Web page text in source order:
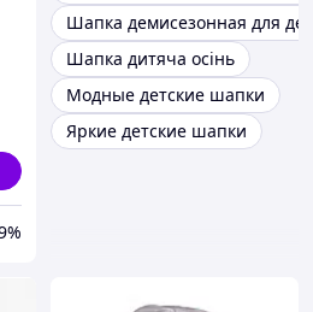
Шапка демисезонная для
Шапка дитяча осінь
Модные детские шапки
Яркие детские шапки